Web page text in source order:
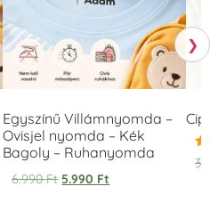
Egyszínű Villámnyomda –
Ovisjel nyomda – Kék
Bagoly – Ruhanyomda
6.990Ft 5.990 Ft
❯